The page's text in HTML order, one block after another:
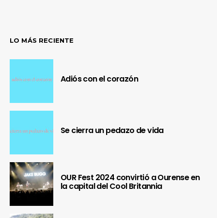
LO MÁS RECIENTE
Adiós con el corazón
Se cierra un pedazo de vida
OUR Fest 2024 convirtió a Ourense en
la capital del Cool Britannia